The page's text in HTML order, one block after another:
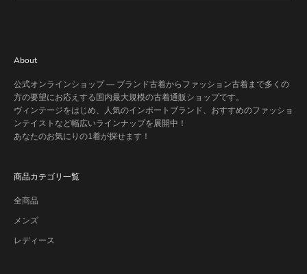
About
公式オンラインショップ — ブランド古着からファッション古着まで多くの
方の要望にお応えする国内最大規模の古着通販ショップです。
ヴィンテージをはじめ、人気のインポートブランド、おすすめのファッショ
ンテイストなど幅広いラインナップを展開中！
あなたのお気にりの1着が探せます！
商品カテゴリ一覧
全商品
メンズ
レディース